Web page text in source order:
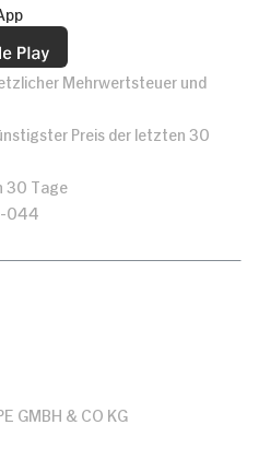
Mehrwertsteuer und
Preis der letzten 30
30 Tage
044
GMBH & CO KG